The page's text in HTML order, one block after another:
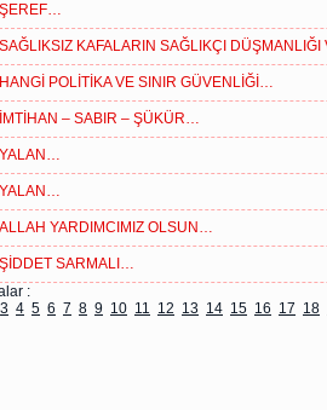
ŞEREF…
SAĞLIKSIZ KAFALARIN SAĞLIKÇI
HANGİ POLİTİKA VE SINIR GÜVENLİĞİ…
İMTİHAN – SABIR – ŞÜKÜR…
YALAN…
YALAN…
ALLAH YARDIMCIMIZ OLSUN…
ŞİDDET SARMALI…
:
3 4 5 6 7 8 9 10 11 12 13 14 15 16 17 18